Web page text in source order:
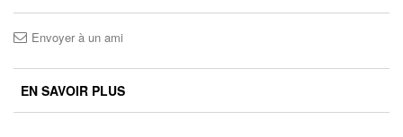
Envoyer à un ami
EN SAVOIR PLUS